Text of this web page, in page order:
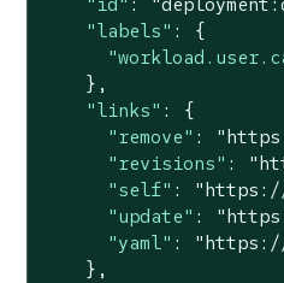
"labels" : {
    },
"links" : {
"remove" :
"revisions" :
"self" :
"https://
"update" :
"yaml" :
"https://
    },